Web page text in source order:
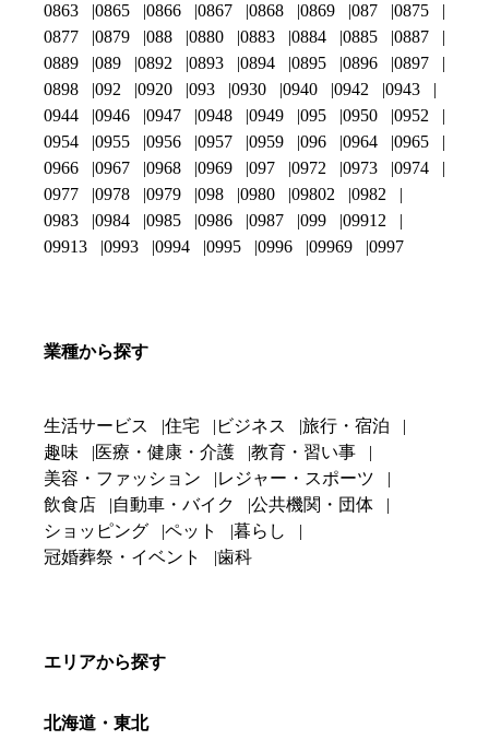
0863
0865 0866 0867 0868 0869 087
0875
0877
0879 088 0880 0883 0884 0885
0887
0889
089 0892 0893 0894 0895 0896
0897
0898
092 0920 093 0930 0940 0942
0943
0944
0946 0947 0948 0949 095 0950
0952
0954
0955 0956 0957 0959 096 0964
0965
0966
0967 0968 0969 097 0972 0973
0974
0977
0978 0979 098 0980 09802
0982
0983
0984 0985 0986 0987 099
09912
09913
0993 0994 0995 0996 09969 0997
業種から探す
生活サービス 住宅 ビジネス
旅行・宿泊
趣味
医療・健康・介護
教育・習い事
美容・ファッション
レジャー・スポーツ
飲食店
自動車・バイク
公共機関・団体
ショッピング
ペット
暮らし
冠婚葬祭・イベント
歯科
エリアから探す
北海道・東北